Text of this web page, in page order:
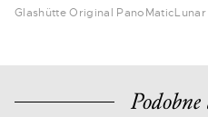
Glashütte Original